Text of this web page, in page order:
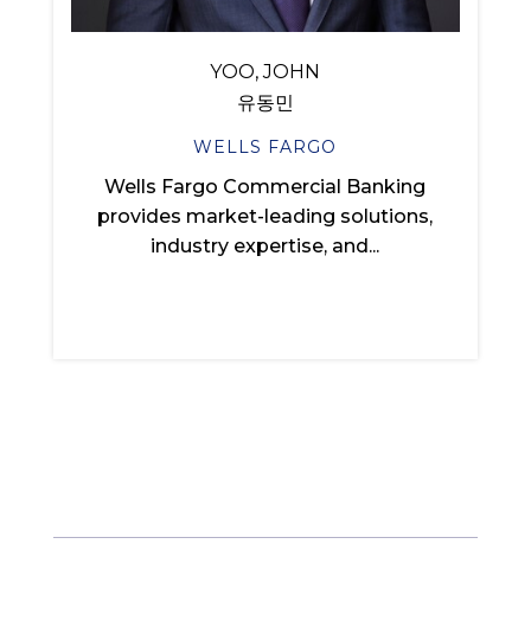
YOO, JOHN
유동민
WELLS FARGO
Wells Fargo Commercial Banking
provides market-leading solutions,
industry expertise, and...